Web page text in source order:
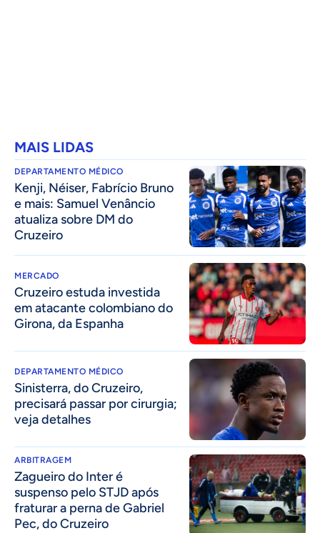
MAIS LIDAS
DEPARTAMENTO MÉDICO
Kenji, Néiser, Fabrício Bruno
e mais: Samuel Venâncio
atualiza sobre DM do
Cruzeiro
MERCADO
Cruzeiro estuda investida
em atacante colombiano do
Girona, da Espanha
DEPARTAMENTO MÉDICO
Sinisterra, do Cruzeiro,
precisará passar por cirurgia;
veja detalhes
ARBITRAGEM
Zagueiro do Inter é
suspenso pelo STJD após
fraturar a perna de Gabriel
Pec, do Cruzeiro